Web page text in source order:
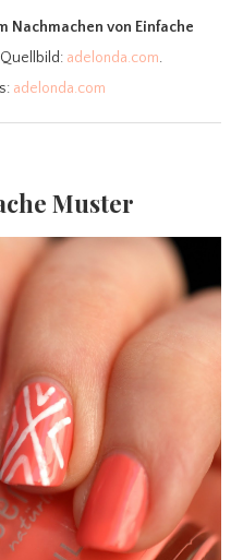
Nachmachen von Einfache
Quellbild: adelonda.com.
adelonda.com
Muster